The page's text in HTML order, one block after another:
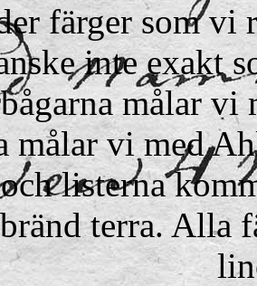
färger som vi
inte exakt
målar vi
målar vi med
listerna
terra. Alla